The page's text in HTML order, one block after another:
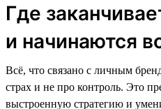
Где
и начинаются
Всё, что связано с личным
страх и не про контроль. Это
выстроенную стратегию и